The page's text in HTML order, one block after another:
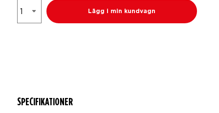
Lägg i min kundvagn
SPECIFIKATIONER